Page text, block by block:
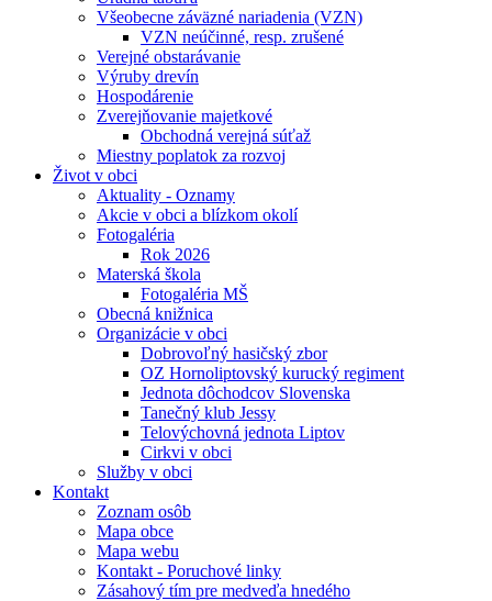
Všeobecne záväzné nariadenia (VZN)
VZN neúčinné, resp. zrušené
Verejné obstarávanie
Výruby drevín
Hospodárenie
Zverejňovanie majetkové
Obchodná verejná súťaž
Miestny poplatok za rozvoj
Život v obci
Aktuality - Oznamy
Akcie v obci a blízkom okolí
Fotogaléria
Rok 2026
Materská škola
Fotogaléria MŠ
Obecná knižnica
Organizácie v obci
Dobrovoľný hasičský zbor
OZ Hornoliptovský kurucký regiment
Jednota dôchodcov Slovenska
Tanečný klub Jessy
Telovýchovná jednota Liptov
Cirkvi v obci
Služby v obci
Kontakt
Zoznam osôb
Mapa obce
Mapa webu
Kontakt - Poruchové linky
Zásahový tím pre medveďa hnedého